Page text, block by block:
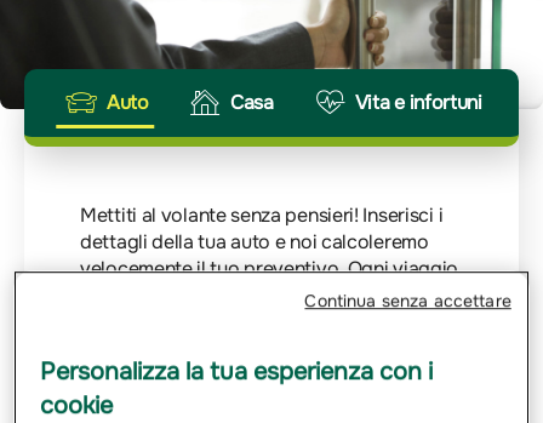
Auto Casa Vita e infortuni
Mettiti al volante senza pensieri! Inserisci i
dettagli della tua auto e noi calcoleremo
velocemente il tuo preventivo. Ogni viaggio
merita la giusta protezione.
Personalizza la tua esperienza con i
cookie
Continua senza accettare